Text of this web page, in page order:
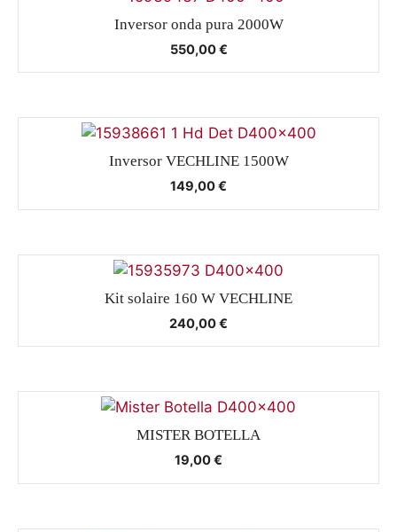
Inversor onda pura 2000W
550,00€
Inversor VECHLINE 1500W
149,00€
Kit solaire 160 W VECHLINE
240,00€
MISTER BOTELLA
19,00€